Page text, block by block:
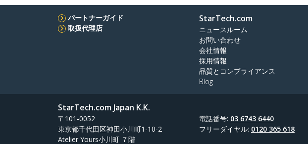
パートナーガイド
取扱代理店
StarTech.com
ニュースルーム
お問い合わせ
会社情報
採用情報
品質とコンプライアンス
Blog
StarTech.com Japan K.K.
〒101-0052
東京都千代田区神田小川町1-10-2
Atelier Yours小川町 ７階
電話番号: 03 6743 6440
フリーダイヤル: 0120 365 618